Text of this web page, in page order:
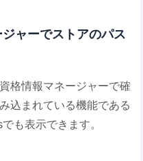
ャーでストアのパス
格情報マネージャーで確
込まれている機能である
も表示できます。